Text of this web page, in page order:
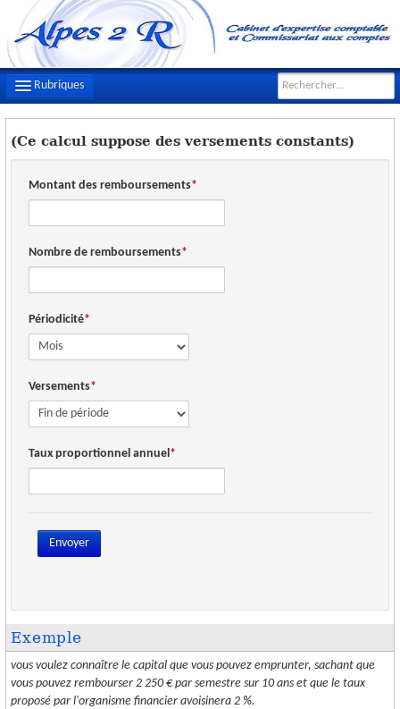
Rubriques
NOS MISSIONS
INFOS DE GESTION
OUTILS PRATIQUES
CRÉATION
ESPACE CLIENT
(Ce calcul suppose des versements constants)
Montant des remboursements
Nombre de remboursements
Périodicité
Versements
Taux proportionnel annuel
Envoyer
Exemple
vous voulez connaître le capital que vous pouvez emprunter, sachant que
vous pouvez rembourser 2 250 € par semestre sur 10 ans et que le taux
proposé par l'organisme financier avoisinera 2 %.